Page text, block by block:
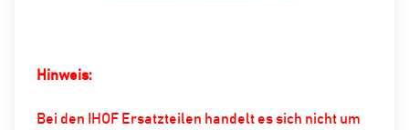
Hinweis:
Bei den IHOF Ersatzteilen handelt es sich nicht um